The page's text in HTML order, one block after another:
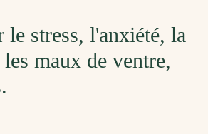
stress, l'anxiété, la
maux de ventre,